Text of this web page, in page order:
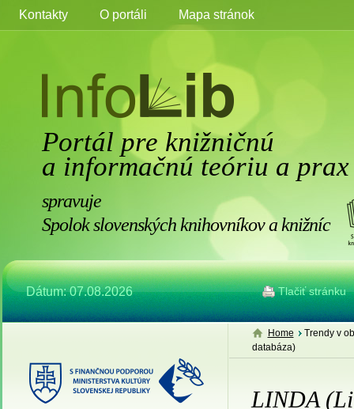
Portál pre knižničnú
a informačnú teóriu a prax
spravuje
Spolok slovenských knihovníkov a knižníc
Dátum: 07.08.2026 Tlačiť stránku
Kontakty O portáli Mapa stránok
Home
Trendy v
databáza)
LINDA